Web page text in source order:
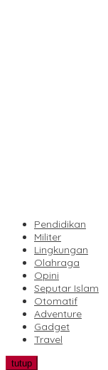
Pendidikan
Militer
Lingkungan
Olahraga
Opini
Seputar Islam
Otomatif
Adventure
Gadget
Travel
tutup